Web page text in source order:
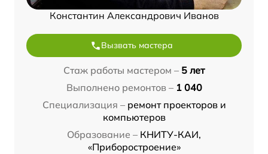
Константин Александрович Иванов
Вызвать мастера
Стаж работы мастером – 5 лет
Выполнено ремонтов – 1 040
Специализация – ремонт проекторов и
компьютеров
Образование – КНИТУ-КАИ,
«Приборостроение»